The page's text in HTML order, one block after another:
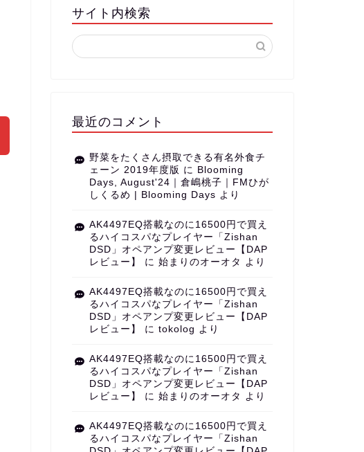
サイト内検索
最近のコメント
野菜をたくさん摂取できる有名外食チ
ェーン 2019年度版 に Blooming
Days, August'24｜倉嶋桃子｜FMひが
しくるめ | Blooming Days より
AK4497EQ搭載なのに16500円で買え
るハイコスパなプレイヤー「Zishan
DSD」オペアンプ変更レビュー【DAP
レビュー】
に 始まりのオーオタ より
AK4497EQ搭載なのに16500円で買え
るハイコスパなプレイヤー「Zishan
DSD」オペアンプ変更レビュー【DAP
レビュー】
に tokolog より
AK4497EQ搭載なのに16500円で買え
るハイコスパなプレイヤー「Zishan
DSD」オペアンプ変更レビュー【DAP
レビュー】
に 始まりのオーオタ より
AK4497EQ搭載なのに16500円で買え
るハイコスパなプレイヤー「Zishan